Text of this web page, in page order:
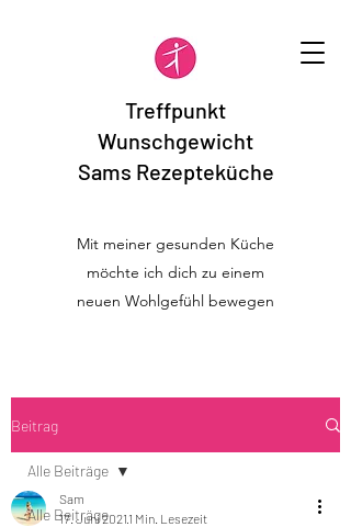
Treffpunkt
Wunschgewicht
Sams Rezepteküche
Mit meiner gesunden Küche
möchte ich dich zu einem
neuen Wohlgefühl bewegen
Beitrag
Alle Beiträge
Alle Beiträge
Sam
17. Juni 2021 1 Min. Lesezeit